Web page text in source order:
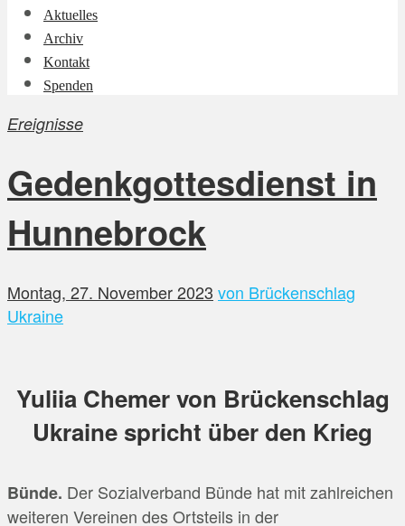
Aktuelles
Archiv
Kontakt
Spenden
Ereignisse
Gedenkgottesdienst in
Hunnebrock
Montag, 27. November 2023 von Brückenschlag
Ukraine
Yuliia Chemer von Brückenschlag
Ukraine spricht über den Krieg
Bünde. Der Sozialverband Bünde hat mit zahlreichen
weiteren Vereinen des Ortsteils in der